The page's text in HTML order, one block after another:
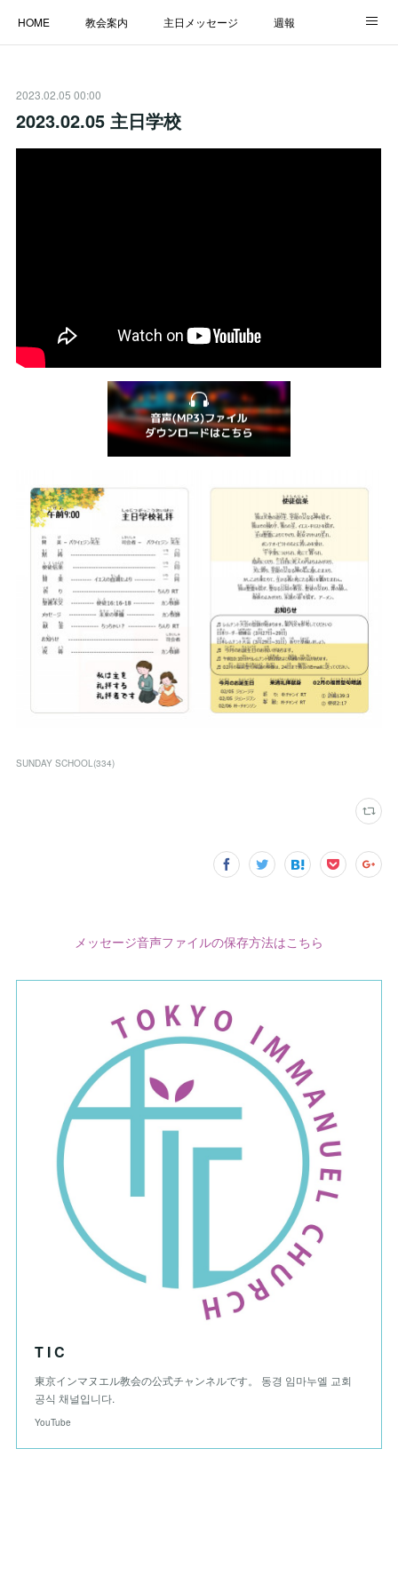
HOME 教会案内 主日メッセージ 週報
2023.02.05 00:00
2023.02.05 主日学校
SUNDAY SCHOOL(334)
メッセージ音声ファイルの保存方法はこちら
T I C
東京インマヌエル教会の公式チャンネルです。 동경 임마누엘 교회
공식 채널입니다.
YouTube